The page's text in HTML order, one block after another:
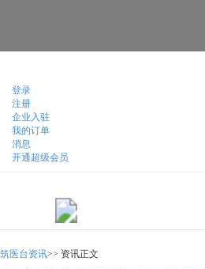
登录
注册
企业入驻
我的订单
消息
开通超级会员
筑医台资讯>> 资讯正文